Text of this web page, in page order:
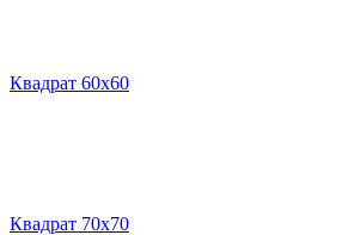
Квадрат 60х60
Квадрат 70х70